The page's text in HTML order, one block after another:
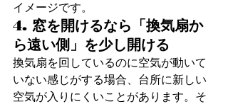
イメージです。
4. 窓を開けるなら「換気扇か
ら遠い側」を少し開ける
換気扇を回しているのに空気が動いて
いない感じがする場合、台所に新しい
空気が入りにくいことがあります。そ